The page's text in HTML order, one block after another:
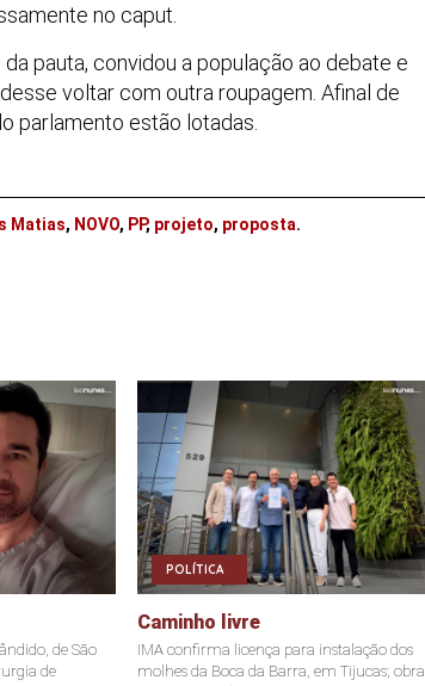
no caput.
pauta, convidou a população ao debate e
voltar com outra roupagem. Afinal de
parlamento estão lotadas.
Matias, NOVO, PP, projeto, proposta.
de São
de
POLÍTICA
Caminho livre
IMA confirma licença para instalação dos
molhes da Boca da Barra, em Tijucas; obra